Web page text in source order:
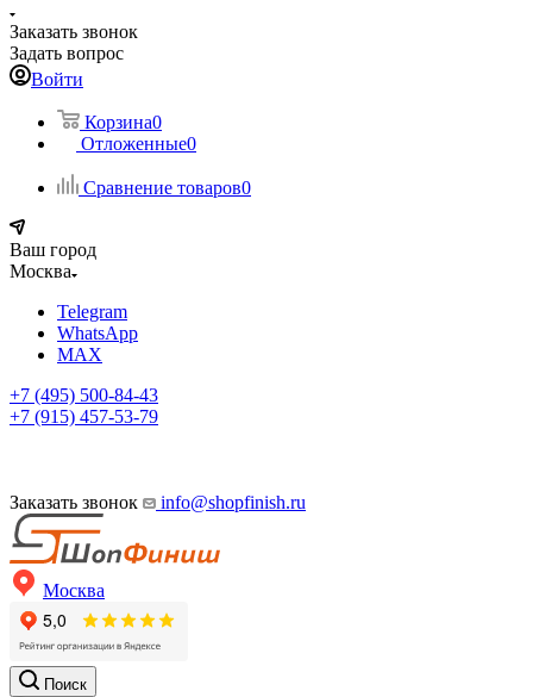
Заказать звонок
Задать вопрос
Войти
Корзина0
Отложенные0
Сравнение товаров0
Ваш город
Москва
Telegram
WhatsApp
MAX
+7 (495) 500-84-43
+7 (915) 457-53-79
Заказать звонок info@shopfinish.ru
Москва
Поиск